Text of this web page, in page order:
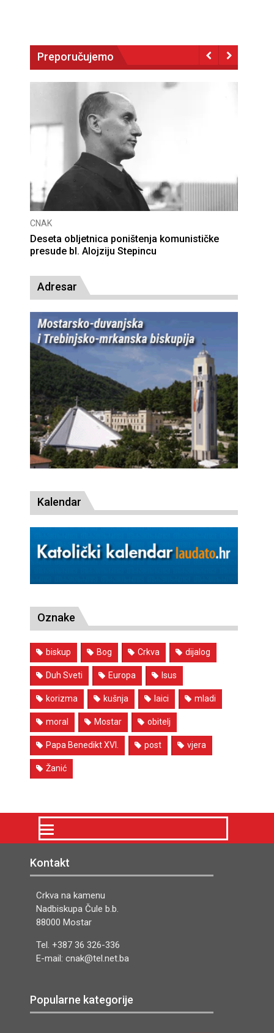
Preporučujemo
Petra Čule
Deseta obljetnica poništenja
presude bl. Alojziju Stepincu
Adresar
Kalendar
Oznake
biskup Bog Crkva dijalog
Duh Sveti Europa Isus
korizma kušnja laici mladi
moral Mostar obitelj
Papa Benedikt XVI. post vjera
Žanić
Kontakt
Crkva na kamenu
Nadbiskupa Čule b.b.
88000 Mostar
Tel. +387 36 326-336
E-mail: cnak@tel.net.ba
Popularne kategorije